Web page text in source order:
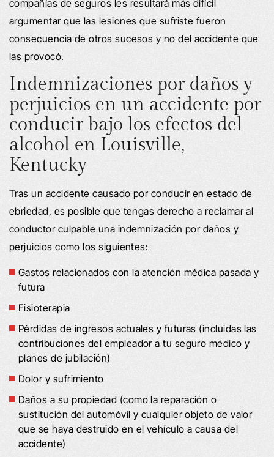
compañías de seguros les resultará más difícil
argumentar que las lesiones que sufriste fueron
consecuencia de otros sucesos y no del accidente que
las provocó.
Indemnizaciones por daños y
perjuicios en un accidente por
conducir bajo los efectos del
alcohol en Louisville,
Kentucky
Tras un accidente causado por conducir en estado de
ebriedad, es posible que tengas derecho a reclamar al
conductor culpable una indemnización por daños y
perjuicios como los siguientes:
Gastos relacionados con la atención médica pasada y
futura
Fisioterapia
Pérdidas de ingresos actuales y futuras (incluidas las
contribuciones del empleador a tu seguro médico y
planes de jubilación)
Dolor y sufrimiento
Daños a su propiedad (como la reparación o
sustitución del automóvil y cualquier objeto de valor
que se haya destruido en el vehículo a causa del
accidente)